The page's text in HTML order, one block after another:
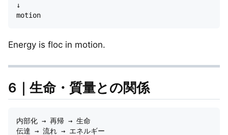
↓
Energy is floc in motion.
6｜生命・質量との関係
内部化 → 再帰 → 生命
伝達 → 流れ → エネルギー